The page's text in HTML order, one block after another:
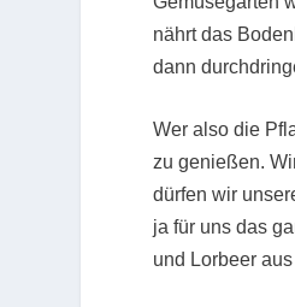
nährt das
dann
Wer also die
zu genießen.
dürfen wir
ja für uns das
und Lorbeer